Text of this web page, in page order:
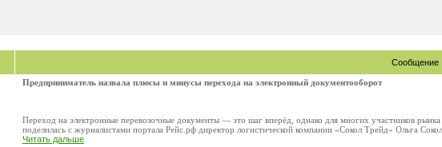
Сообщение
Предприниматель назвала плюсы и минусы перехода на электронный документооборот
Переход на электронные перевозочные документы — это шаг вперёд, однако для многих участников
поделилась с журналистами портала Рейс.рф директор логистической компании «Сокол Трейд» Ольга
Читать дальше